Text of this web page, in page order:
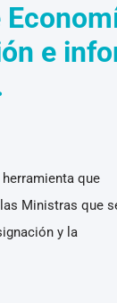
e
que
Ministras que
y la